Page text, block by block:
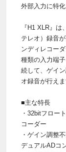
外部入力に特
『H1 XLR』
テレオ）録音
ンディレコー
種類の入力端
続して、ゲイ
オ録音が行えま
■主な特長
・32bitフロー
コーダー
・ゲイン調整
デュアルADコ